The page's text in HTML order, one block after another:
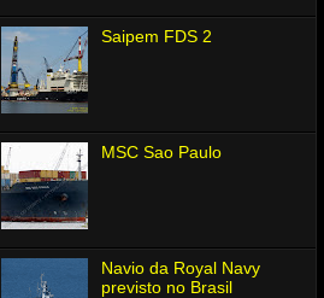
Saipem FDS 2
MSC Sao Paulo
Navio da Royal Navy
previsto no Brasil